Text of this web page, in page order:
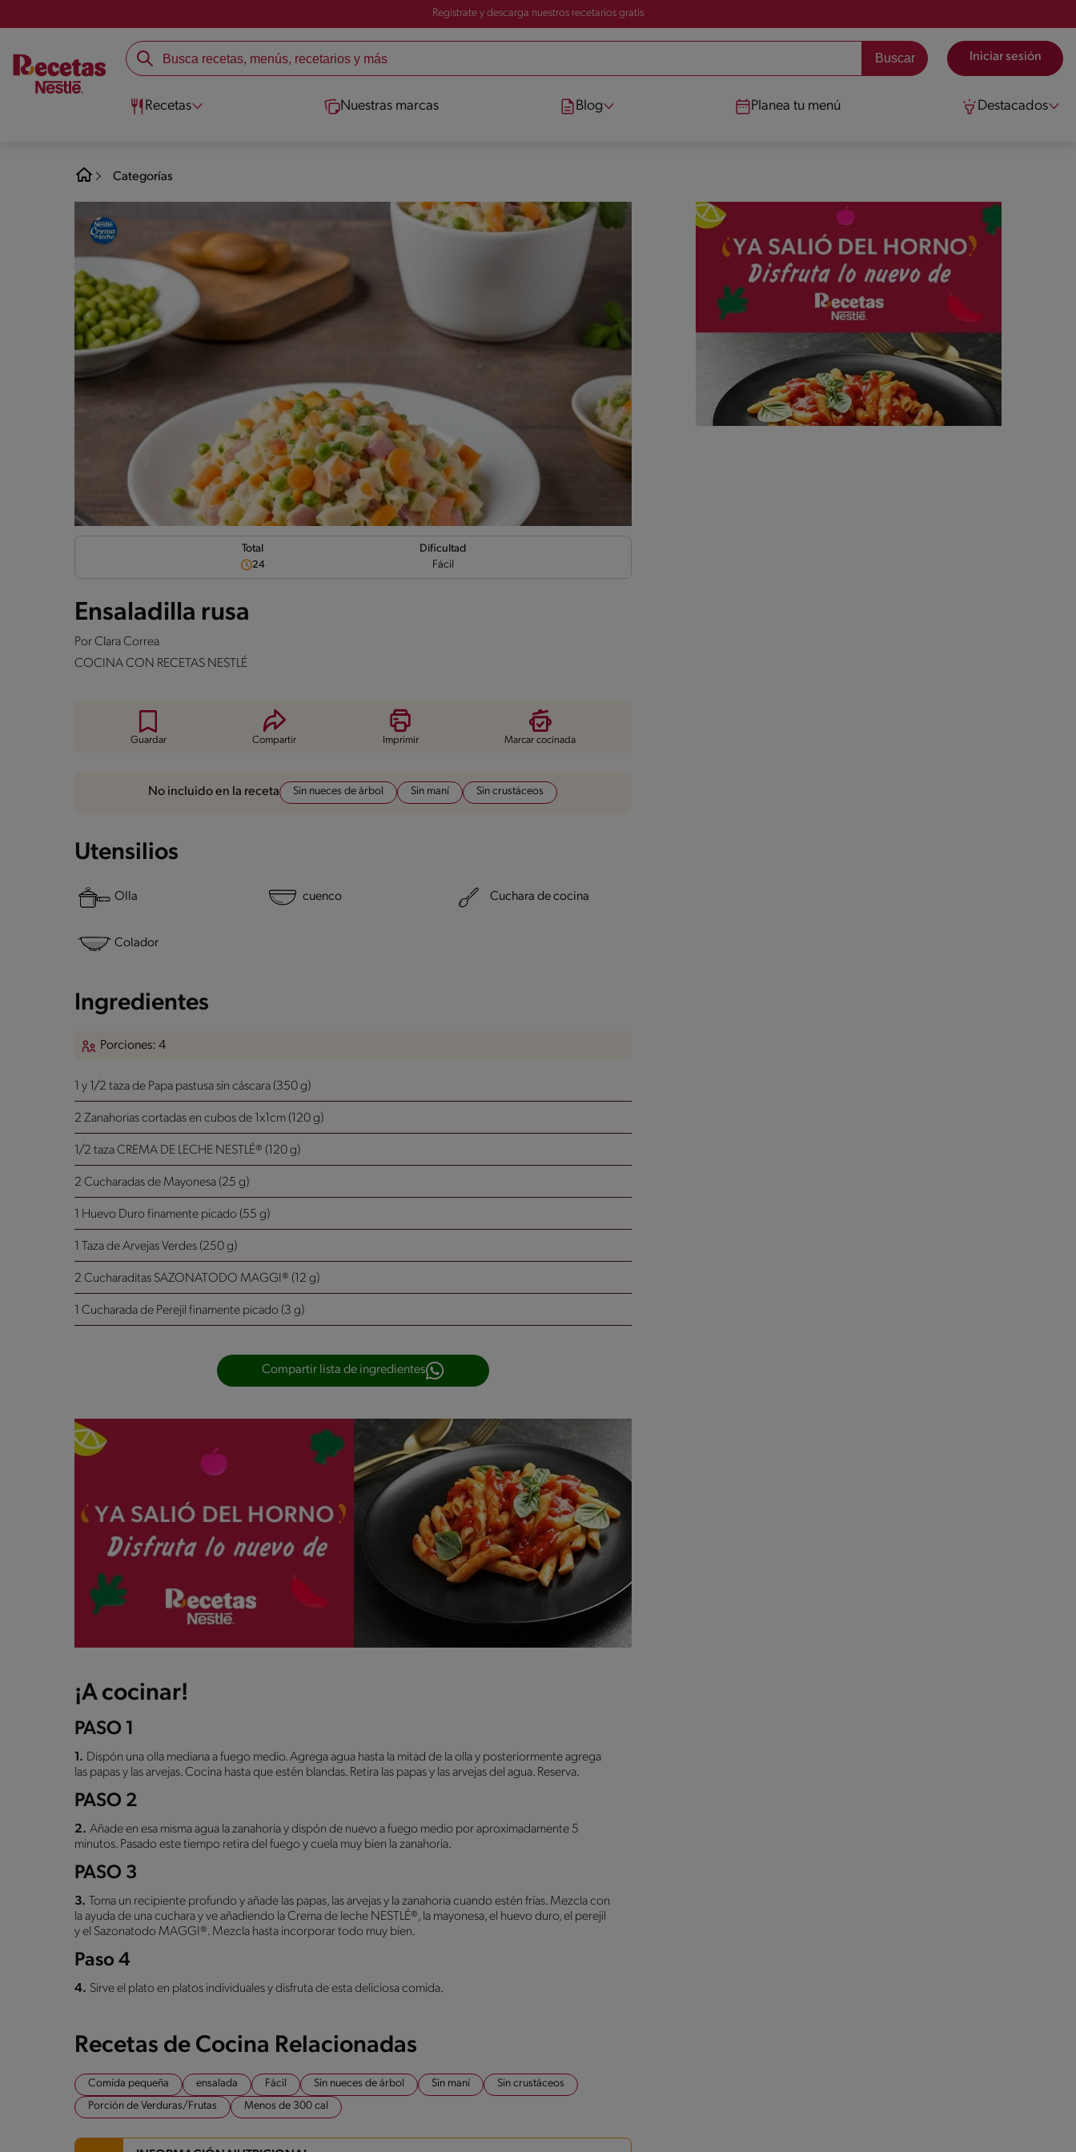
Registrate y descarga nuestros recetarios gratis
Iniciar sesión
Recetas Nuestras marcas Blog Planea tu menú Destacados
Categorías
Total
24
Dificultad
Fácil
Ensaladilla rusa
PorClara Correa
COCINA CON RECETAS NESTLÉ
Guardar Compartir Imprimir Marcar cocinada
No incluido en la receta Sin nueces de árbol Sin maní Sin crustáceos
Utensilios
Olla cuenco Cuchara de cocina
Colador
Ingredientes
Porciones: 4
1 y 1/2 taza de Papa pastusa sin cáscara (350 g)
2 Zanahorias cortadas en cubos de 1x1cm (120 g)
1/2 taza CREMA DE LECHE NESTLÉ® (120 g)
2 Cucharadas de Mayonesa (25 g)
1 Huevo Duro finamente picado (55 g)
1 Taza de Arvejas Verdes (250 g)
2 Cucharaditas SAZONATODO MAGGI® (12 g)
1 Cucharada de Perejil finamente picado (3 g)
Compartir lista de ingredientes
¡A cocinar!
PASO 1
1. Dispón una olla mediana a fuego medio. Agrega agua hasta la mitad de la olla y posteriormente agrega
las papas y las arvejas. Cocina hasta que estén blandas. Retira las papas y las arvejas del agua. Reserva.
PASO 2
2. Añade en esa misma agua la zanahoria y dispón de nuevo a fuego medio por aproximadamente 5
minutos. Pasado este tiempo retira del fuego y cuela muy bien la zanahoria.
PASO 3
3.
Toma un recipiente profundo y añade las papas, las arvejas y la zanahoria cuando estén frías. Mezcla con
la ayuda de una cuchara y ve añadiendo la Crema de leche NESTLÉ®, la mayonesa, el huevo duro, el perejil
y el Sazonatodo MAGGI®. Mezcla hasta incorporar todo muy bien.
Paso 4
4. Sirve el plato en platos individuales y disfruta de esta deliciosa comida.
Recetas de Cocina Relacionadas
Comida pequeña ensalada Fácil Sin nueces de árbol Sin maní
Sin crustáceos
Porción de Verduras/Frutas
Menos de 300 cal